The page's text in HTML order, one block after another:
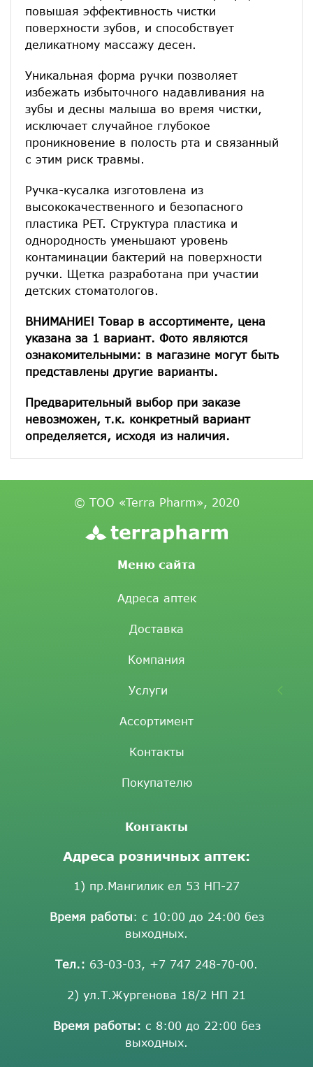
повышая эффективность чистки
поверхности зубов, и способствует
деликатному массажу десен.
Уникальная форма ручки позволяет
избежать избыточного надавливания на
зубы и десны малыша во время чистки,
исключает случайное глубокое
проникновение в полость рта и связанный
с этим риск травмы.
Ручка-кусалка изготовлена из
высококачественного и безопасного
пластика PET. Структура пластика и
однородность уменьшают уровень
контаминации бактерий на поверхности
ручки. Щетка разработана при участии
детских стоматологов.
ВНИМАНИЕ! Товар в ассортименте, цена
указана за 1 вариант. Фото являются
ознакомительными: в магазине могут быть
представлены другие варианты.
Предварительный выбор при заказе
невозможен, т.к. конкретный вариант
определяется, исходя из наличия.
© ТОО «Terra Pharm», 2020
Меню сайта
Адреса аптек
Доставка
Компания
Услуги
Ассортимент
Контакты
Покупателю
Контакты
Адреса розничных аптек:
1) пр.Мангилик ел 53 НП-27
Время работы: с 10:00 до 24:00 без
выходных.
Тел.: 63-03-03, +7 747 248-70-00.
2) ул.Т.Жургенова 18/2 НП 21
Время работы: с 8:00 до 22:00 без
выходных.